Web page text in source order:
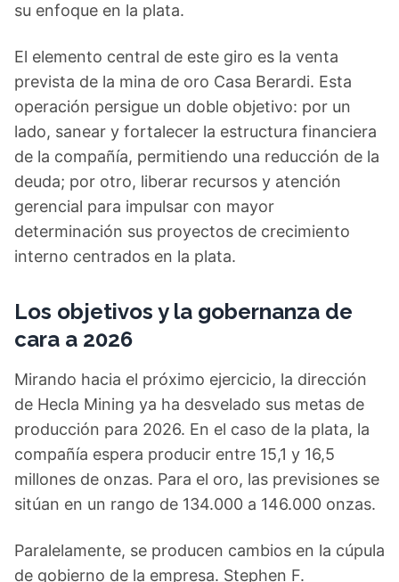
su enfoque en la plata.
El elemento central de este giro es la venta
prevista de la mina de oro Casa Berardi. Esta
operación persigue un doble objetivo: por un
lado, sanear y fortalecer la estructura financiera
de la compañía, permitiendo una reducción de la
deuda; por otro, liberar recursos y atención
gerencial para impulsar con mayor
determinación sus proyectos de crecimiento
interno centrados en la plata.
Los objetivos y la gobernanza de
cara a 2026
Mirando hacia el próximo ejercicio, la dirección
de Hecla Mining ya ha desvelado sus metas de
producción para 2026. En el caso de la plata, la
compañía espera producir entre 15,1 y 16,5
millones de onzas. Para el oro, las previsiones se
sitúan en un rango de 134.000 a 146.000 onzas.
Paralelamente, se producen cambios en la cúpula
de gobierno de la empresa. Stephen F.